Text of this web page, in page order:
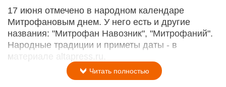
17 июня отмечено в народном календаре
Митрофановым днем. У него есть и другие
названия: "Митрофан Навозник", "Митрофаний".
Народные традиции и приметы даты - в
материале altapress.ru.
Читать полностью